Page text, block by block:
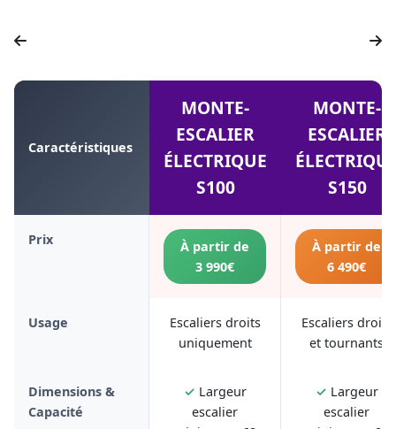
Caractéristiques
MONTE-
ESCALIER
ÉLECTRIQUE
S100
MONTE-
ESCALIER
S150
Prix
À partir de
3 990€
À partir de
6 490€
Usage
Escaliers droits
uniquement
Escaliers droits
et tournants
Dimensions &
Capacité
✓ Largeur
escalier
✓ Largeur
escalier